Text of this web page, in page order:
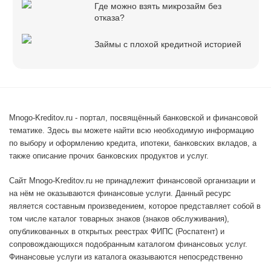
Где можно взять микрозайм без
отказа?
Займы с плохой кредитной историей
Mnogo-Kreditov.ru - портал, посвящённый банковской и финансовой
тематике. Здесь вы можете найти всю необходимую информацию
по выбору и оформлению кредита, ипотеки, банковских вкладов, а
также описание прочих банковских продуктов и услуг.
Сайт Mnogo-Kreditov.ru не принадлежит финансовой организации и
на нём не оказываются финансовые услуги. Данный ресурс
является составным произведением, которое представляет собой в
том числе каталог товарных знаков (знаков обслуживания),
опубликованных в открытых реестрах ФИПС (Роспатент) и
сопровождающихся подобранным каталогом финансовых услуг.
Финансовые услуги из каталога оказываются непосредственно